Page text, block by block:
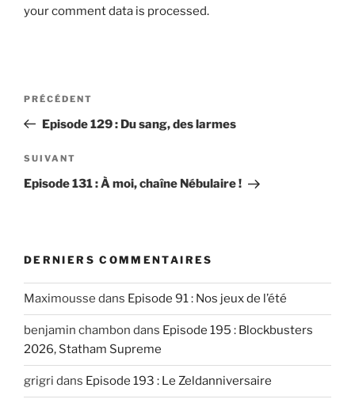
your comment data is processed.
Post
Article
précédent
PRÉCÉDENT
Episode 129 : Du sang, des larmes
Article
suivant
SUIVANT
Episode 131 : À moi, chaîne Nébulaire !
DERNIERS COMMENTAIRES
Maximousse dans Episode 91 : Nos jeux de l’été
benjamin chambon dans Episode 195 : Blockbusters
2026, Statham Supreme
grigri dans Episode 193 : Le Zeldanniversaire